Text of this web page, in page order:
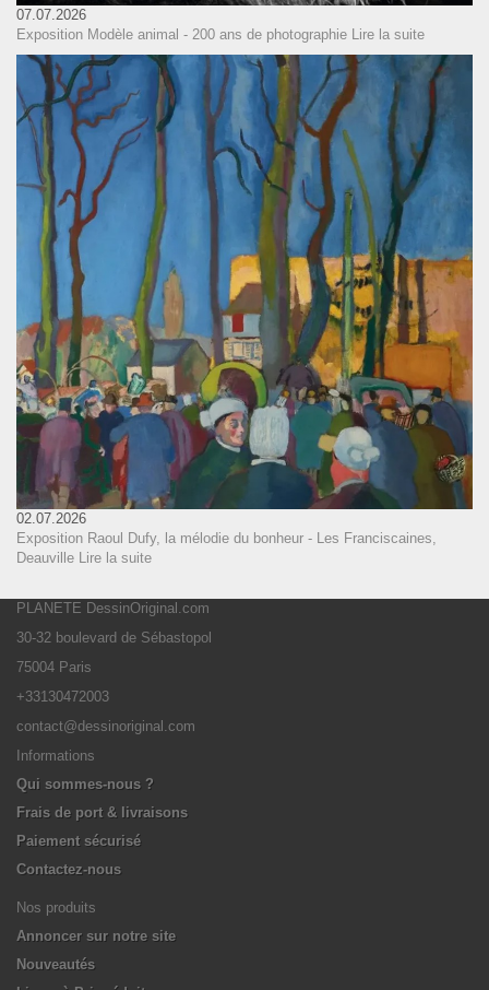
07.07.2026
Exposition Modèle animal - 200 ans de photographie Lire la suite
02.07.2026
Exposition Raoul Dufy, la mélodie du bonheur - Les Franciscaines,
Deauville
Lire la suite
PLANETE DessinOriginal.com
30-32 boulevard de Sébastopol
75004 Paris
+33130472003
contact@dessinoriginal.com
Informations
Qui sommes-nous ?
Frais de port & livraisons
Paiement sécurisé
Contactez-nous
Nos produits
Annoncer sur notre site
Nouveautés